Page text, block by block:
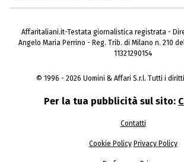
Affaritaliani.it-Testata giornalistica registrata -
Angelo Maria Perrino - Reg. Trib. di Milano n. 210
11321290154
© 1996 - 2026 Uomini & Affari S.r.l. Tutti i
Per la tua pubblicità sul sito:
Contatti
Cookie Policy Privacy Policy